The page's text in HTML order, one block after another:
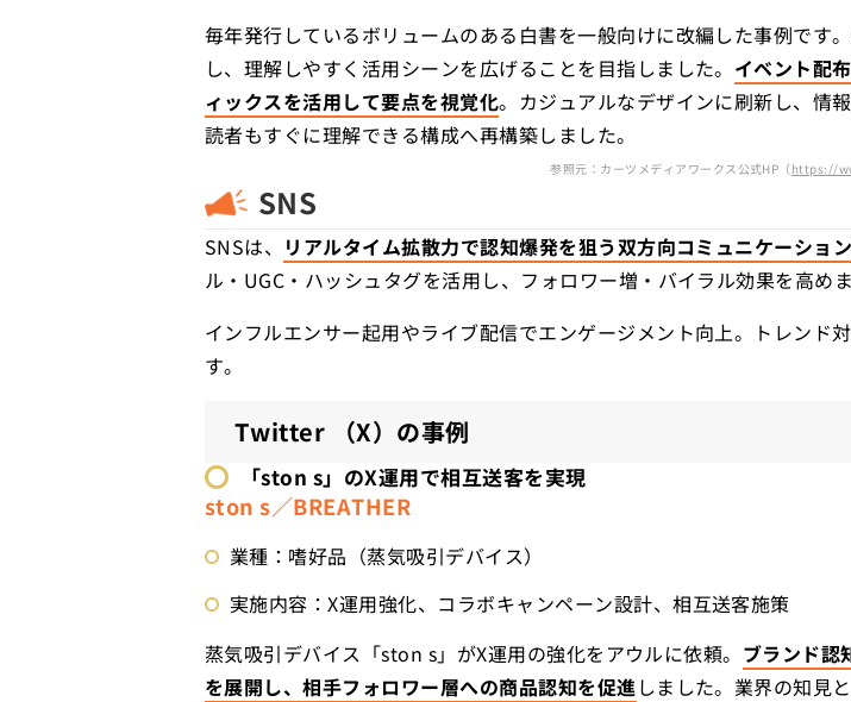
毎年発行しているボリュームのある白書を一般向けに改編した事例で
し、理解しやすく活用シーンを広げることを目指しました。 イベント配
ィックスを活用して要点を視覚化。カジュアルなデザインに刷新し、情
読者もすぐに理解できる構成へ再構築しました。
参照元：カーツメディアワークス公式HP（ https://
SNS
SNSは、 リアルタイム拡散力で認知爆発を狙う双方向コミュニケーショ
ル・UGC・ハッシュタグを活用し、フォロワー増・バイラル効果を高めま
インフルエンサー起用やライブ配信でエンゲージメント向上。トレンド
す。
Twitter （X）の事例
「ston s」のX運用で相互送客を実現
ston s／BREATHER
業種：嗜好品（蒸気吸引デバイス）
実施内容：X運用強化、コラボキャンペーン設計、相互送客施策
蒸気吸引デバイス「ston s」がX運用の強化をアウルに依頼。 ブランド認
を展開し、相手フォロワー層への商品認知を促進しました。業界の知見